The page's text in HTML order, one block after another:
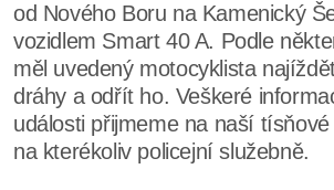
od Nového Boru na Kamenický
vozidlem Smart 40 A. Podle
měl uvedený motocyklista
dráhy a odřít ho. Veškeré
události přijmeme na naší
na kterékoliv policejní služebně.